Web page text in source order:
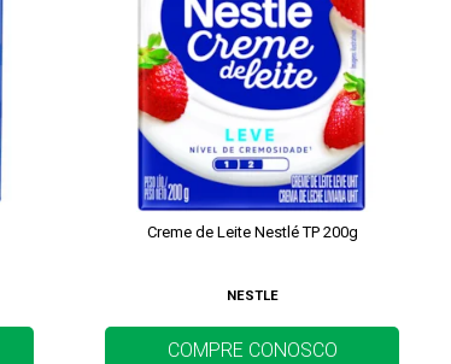
Creme de Leite Nestlé TP 200g
NESTLE
COMPRE CONOSCO